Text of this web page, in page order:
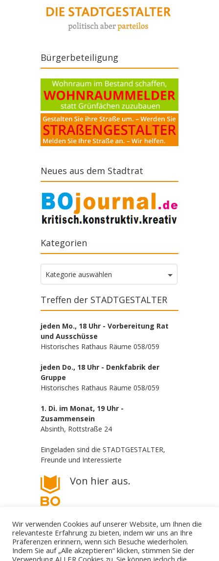
Bürgerbeteiligung
Neues aus dem Stadtrat
Kategorien
Kategorien
Kategorie auswählen
Treffen der STADTGESTALTER
jeden Mo., 18 Uhr - Vorbereitung Rat
und Ausschüsse
Historisches Rathaus Räume 058/059
jeden Do., 18 Uhr - Denkfabrik der
Gruppe
Historisches Rathaus Räume 058/059
1. Di. im Monat, 19 Uhr -
Zusammensein
Absinth, Rottstraße 24
Eingeladen sind die STADTGESTALTER,
Freunde und Interessierte
Von hier aus.
Wir verwenden Cookies auf unserer Website, um Ihnen die
relevanteste Erfahrung zu bieten, indem wir uns an Ihre
Präferenzen erinnern, wenn sich Besuche wiederholen.
Indem Sie auf „Alle akzeptieren“ klicken, stimmen Sie der
Verwendung ALLER Cookies zu. Sie können jedoch die